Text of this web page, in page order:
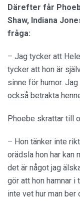
Därefter får
Shaw, Indiana
fråga:
– Jag tycker att
tycker att hon är
sinne för humor.
också betrakta
Phoebe skrattar till
– Hon tänker inte
orädsla hon har
det är något jag
gör att hon hamnar i
inte vet hur man